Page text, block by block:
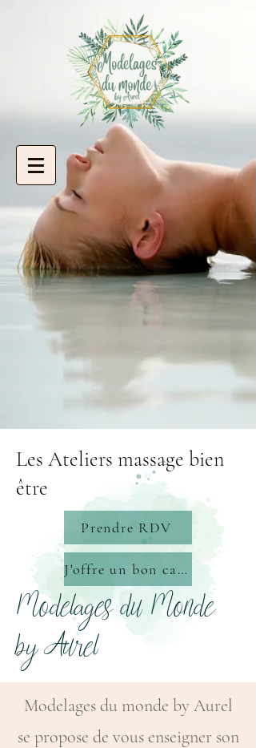
Les Ateliers massage bien
être
Prendre RDV
J'offre un bon cadeau
Modelages du Monde
by Aurel
Modelages du monde by Aurel
se propose de vous enseigner son